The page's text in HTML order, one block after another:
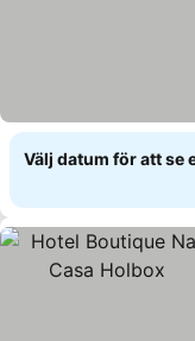
Välj datum för att se